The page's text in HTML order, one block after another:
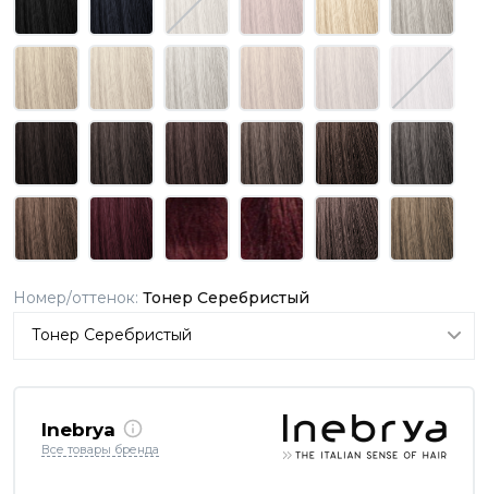
Номер/оттенок: Тонер Серебристый
Inebrya
Все товары бренда